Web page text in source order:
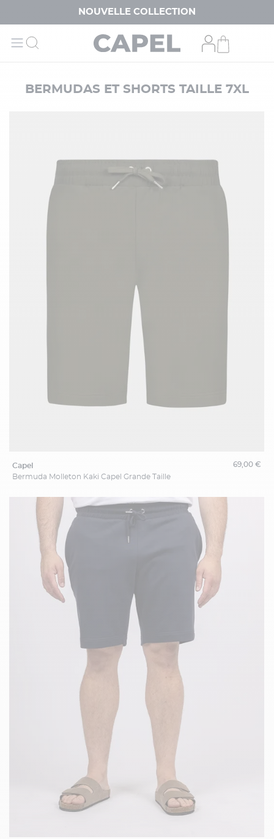
NOUVELLE COLLECTION
BERMUDAS ET SHORTS TAILLE 7XL
capel
Bermuda Molleton Kaki Capel Grande Taille
69,00 €